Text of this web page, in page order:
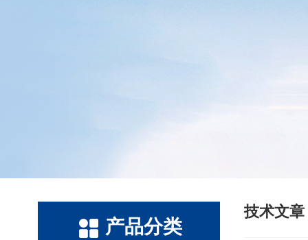
产品分类
技术文章